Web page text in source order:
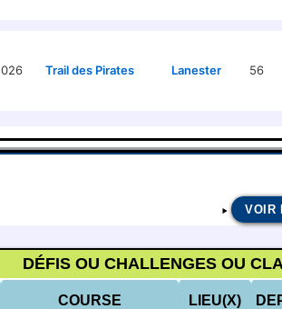
Trail des Pirates Lanester 56
VOIR
DÉFIS OU CHALLENGES OU
COURSE LIEU(X)